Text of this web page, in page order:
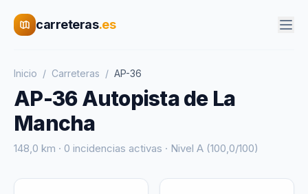
carreteras.es
Inicio / Carreteras / AP-36
AP-36 Autopista de La
Mancha
148,0 km · 0 incidencias activas · Nivel A (100,0/100)